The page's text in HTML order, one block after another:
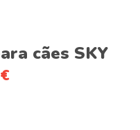
cães SKY
€